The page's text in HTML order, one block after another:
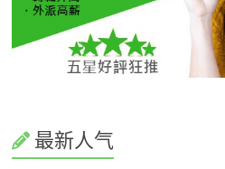
最新人气